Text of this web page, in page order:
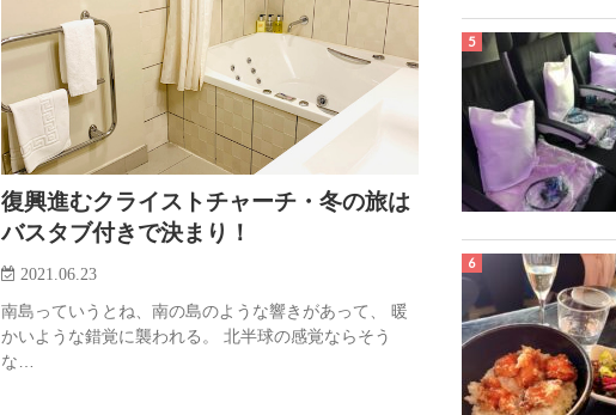
復興進むクライストチャーチ・冬の旅は
バスタブ付きで決まり！
2021.06.23
南島っていうとね、南の島のような響きがあって、 暖
かいような錯覚に襲われる。 北半球の感覚ならそう
な…